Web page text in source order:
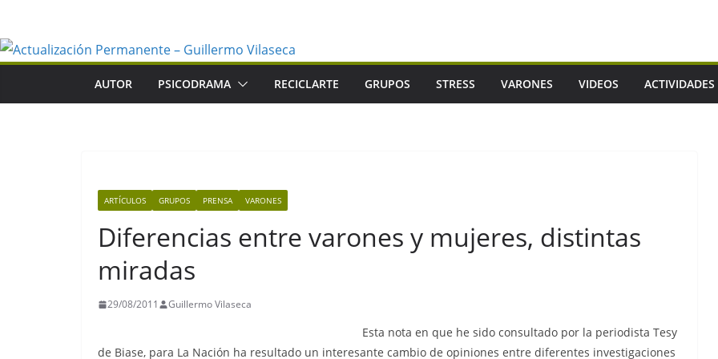
contenido
AUTOR PSICODRAMA RECICLARTE GRUPOS STRESS VARONES VIDEOS ACTIVIDADES
ARTÍCULOS GRUPOS PRENSA VARONES
Diferencias entre varones y mujeres, distintas
miradas
29/08/2011 Guillermo Vilaseca
Esta nota en que he sido consultado por la periodista Tesy
de Biase, para La Nación ha resultado un interesante cambio de opiniones entre diferentes investigaciones